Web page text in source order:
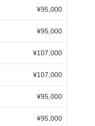
¥95,000
¥95,000
¥107,000
¥107,000
¥95,000
¥95,000